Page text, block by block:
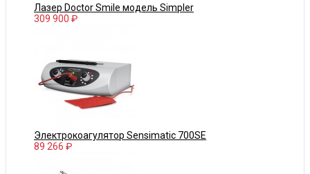
Лазер Doctor Smile модель Simpler
309 900 ₽
Электрокоагулятор Sensimatic 700SE
89 266 ₽